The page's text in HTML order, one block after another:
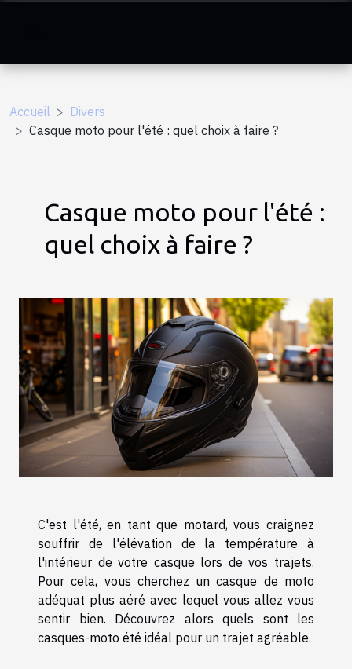
Accueil
Divers
Casque moto pour l'été : quel choix à faire ?
Casque moto pour l'été :
quel choix à faire ?
C'est l'été, en tant que motard, vous craignez
souffrir de l'élévation de la température à
l'intérieur de votre casque lors de vos trajets.
Pour cela, vous cherchez un casque de moto
adéquat plus aéré avec lequel vous allez vous
sentir bien. Découvrez alors quels sont les
casques-moto été idéal pour un trajet agréable.